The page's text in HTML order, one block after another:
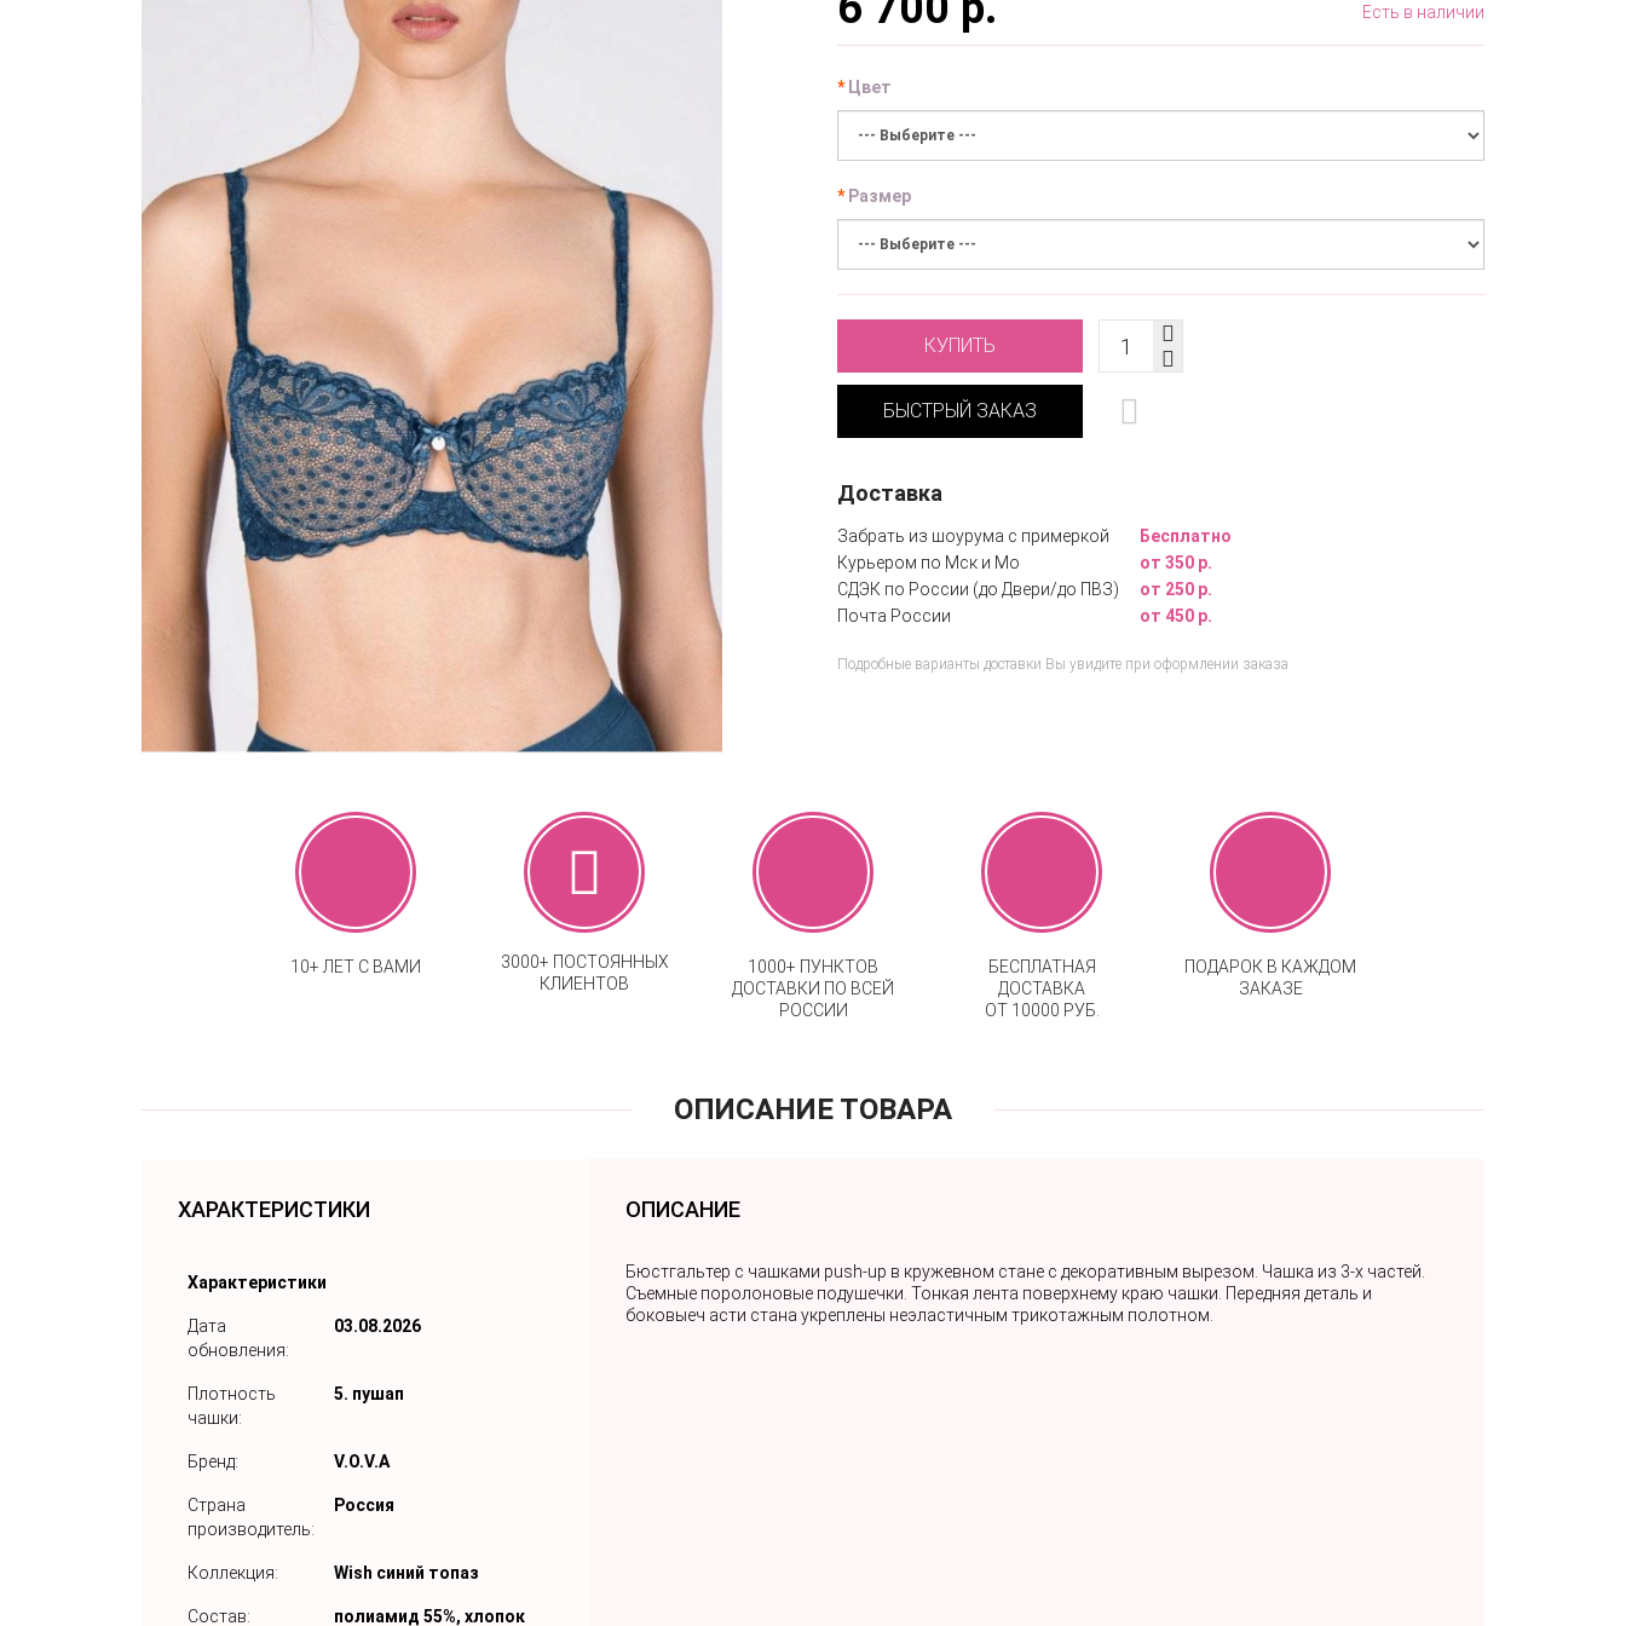
Есть в наличии
Цвет
Размер
КУПИТЬ
БЫСТРЫЙ ЗАКАЗ
Доставка
Забрать из шоурума с примеркой
Бесплатно
Курьером по Мск и Мо
от 350 р.
СДЭК по России (до Двери/до ПВЗ)
от 250 р.
Почта России
от 450 р.
Подробные варианты доставки Вы увидите при оформлении заказа
10+ ЛЕТ С ВАМИ
3000+ ПОСТОЯННЫХ
КЛИЕНТОВ
1000+ ПУНКТОВ
ДОСТАВКИ ПО ВСЕЙ
РОССИИ
БЕСПЛАТНАЯ
ДОСТАВКА
ОТ 10000 РУБ.
ПОДАРОК В КАЖДОМ
ЗАКАЗЕ
ОПИСАНИЕ ТОВАРА
ХАРАКТЕРИСТИКИ
Характеристики
Дата
обновления:
03.08.2026
Плотность
чашки:
5. пушап
Бренд: V.O.V.A
Страна
производитель:
Россия
Коллекция: Wish синий топаз
Состав:
полиамид 55%, хлопок
ОПИСАНИЕ
Бюстгальтер с чашками push-up в кружевном стане с декоративным вырезом. Чашка из 3-х частей.
Съемные поролоновые подушечки. Тонкая лента поверхнему краю чашки. Передняя деталь и
боковыеч асти стана укреплены неэластичным трикотажным полотном.